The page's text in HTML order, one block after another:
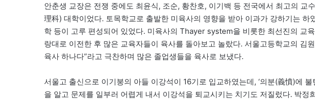
안춘생 교장은 전쟁 중에도 최윤식, 조순, 황찬호, 이기백 등 전국에서 최고의 교
理科) 대학이었다. 토목학교로 출발한 미육사의 영향을 받아 이과가 강하기는 하
학 등이 고루 편성되어 있었다. 미육사의 Thayer system을 비롯한 최선진의 교
랑대로 이전한 후 많은 교육자들이 육사를 돌아보고 놀랐다. 서울고등학교의 김
육사 하나다”라고 극찬하며 많은 졸업생들을 육사로 보냈다.
서울고 출신으로 이기붕의 아들 이강석이 16기로 입교하였는데, ‘의분(義憤)에
을 알고 문제를 일부러 어렵게 내서 이강석을 퇴교시키는 치기도 저질렀다. 박정